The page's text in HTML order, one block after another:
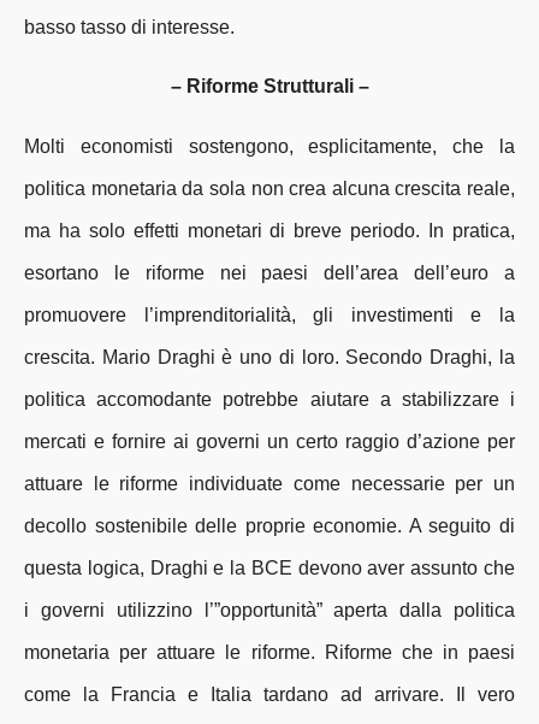
basso tasso di interesse.
– Riforme Strutturali –
Molti economisti sostengono, esplicitamente, che la
politica monetaria da sola non crea alcuna crescita reale,
ma ha solo effetti monetari di breve periodo. In pratica,
esortano le riforme nei paesi dell’area dell’euro a
promuovere l’imprenditorialità, gli investimenti e la
crescita. Mario Draghi è uno di loro. Secondo Draghi, la
politica accomodante potrebbe aiutare a stabilizzare i
mercati e fornire ai governi un certo raggio d’azione per
attuare le riforme individuate come necessarie per un
decollo sostenibile delle proprie economie. A seguito di
questa logica, Draghi e la BCE devono aver assunto che
i governi utilizzino l’”opportunità” aperta dalla politica
monetaria per attuare le riforme. Riforme che in paesi
come la Francia e Italia tardano ad arrivare. Il vero